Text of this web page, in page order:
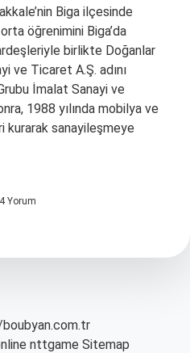
Biga ilçesinde
öğrenimini Biga’da
birlikte Doğanlar
ve Ticaret A.Ş. adını
İmalat Sanayi ve
1988 yılında mobilya ve
sanayileşmeye
Yorum
nttgame Sitemap